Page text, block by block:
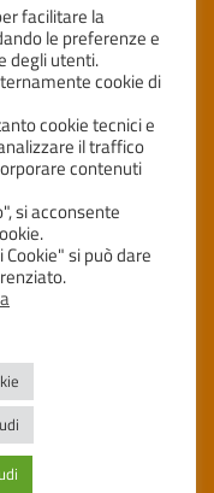
dalla LR 18/2000
facilitare la
le preferenze e
degli utenti.
cookie di
cookie tecnici e
il traffico
contenuti
si acconsente
si può dare